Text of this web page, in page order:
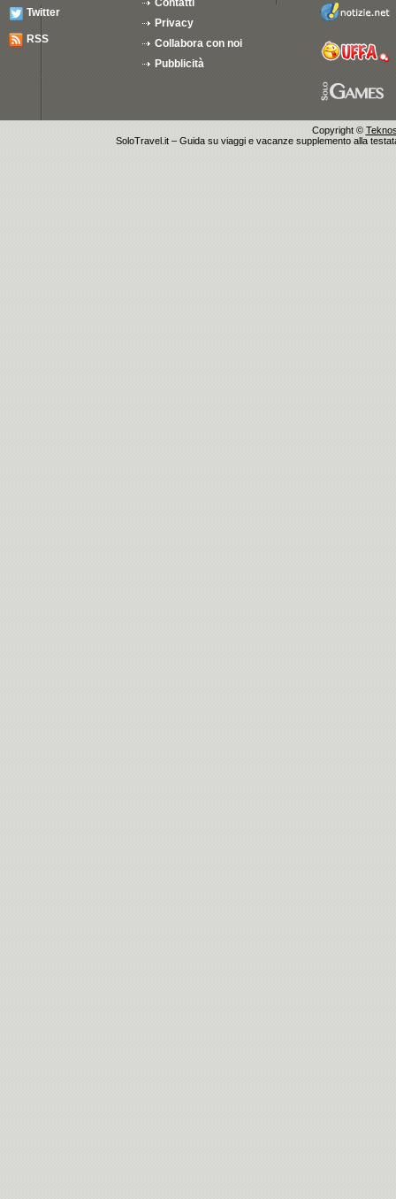
Twitter
RSS
Contatti
Privacy
Collabora con noi
Pubblicità
Copyright ©
SoloTravel.it – Guida su viaggi e vacanze supplemento alla